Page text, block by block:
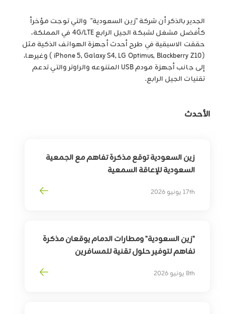
الجدير بالذكر أن شركة "زين السعودية" والتي توجت مؤخراً
كأفضل مشغل لشبكة الجيل الرابع 4G/LTE في المملكة،
حققت الاسبقية في طرح أحدث أجهزة الهواتف الذكية مثل
(iPhone 5, Galaxy S4, LG Optimus, Blackberry Z10 ) وغيرها،
إلى جانب أجهزة مودم USB المتنوعه والراوتر والتي تدعم
تقنيات الجيل الرابع.
الأحدث
زين السعودية توقع مذكرة تفاهم مع الجمعية
السعودية للإعاقة السمعية
ذوي الإعاقة السمعية
17th يونيو 2026
"زين السعودية" ومطارات الدمام يوقعان مذكرة
تفاهم لتوفير حلول تقنية للمسافرين
وترقيةتجربةالمسافرين 8th يونيو 2026